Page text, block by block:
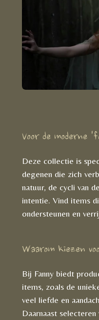
Voor de moderne
Deze collectie is
degenen die zich
natuur, de cycli van
intentie. Vind items
ondersteunen en
Waarom kiezen
Bij Fanny biedt
items, zoals de
veel liefde en
Daarnaast